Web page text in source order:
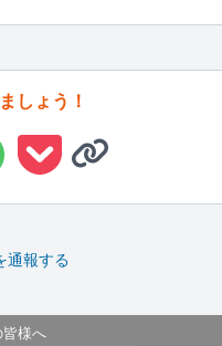
しょう！
通報する
皆様へ